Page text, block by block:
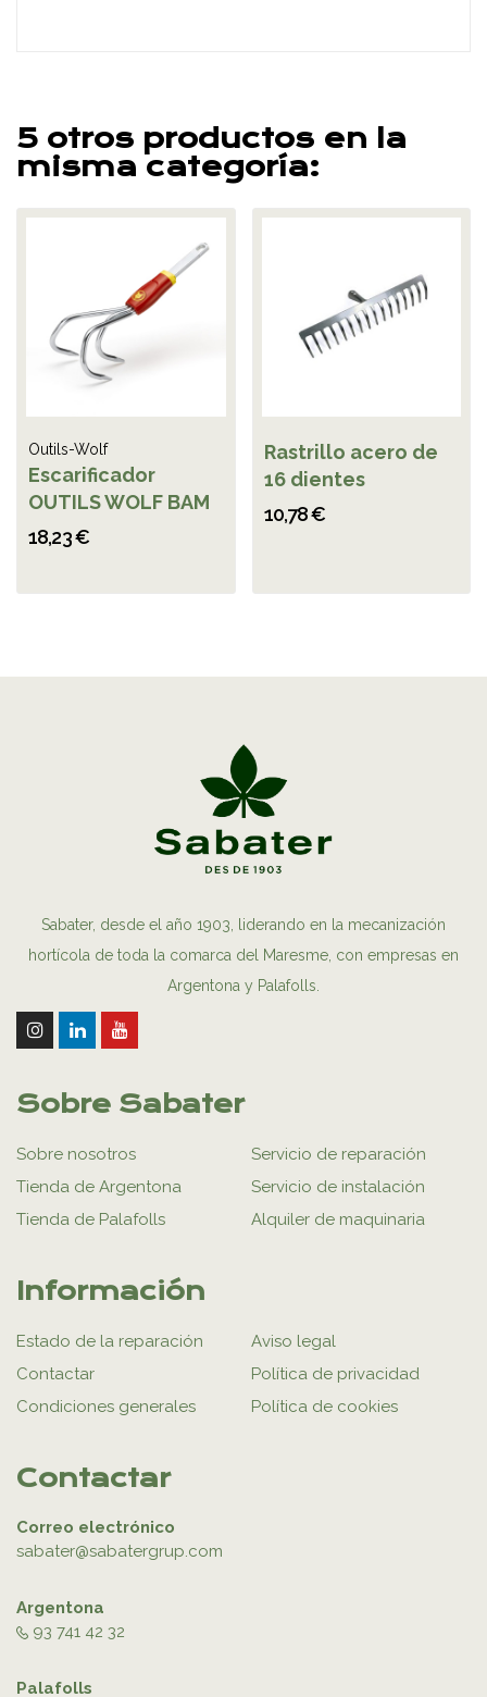
5 otros productos en la
misma categoría:
Outils-Wolf
Escarificador
OUTILS WOLF BAM
18,23 €
Rastrillo acero de
16 dientes
10,78 €
Sabater, desde el año 1903, liderando en la mecanización
hortícola de toda la comarca del Maresme, con empresas en
Argentona y Palafolls.
Sobre Sabater
Sobre nosotros
Tienda de Argentona
Tienda de Palafolls
Servicio de reparación
Servicio de instalación
Alquiler de maquinaria
Información
Estado de la reparación
Contactar
Condiciones generales
Aviso legal
Política de privacidad
Política de cookies
Contactar
Correo electrónico
sabater@sabatergrup.com
Argentona
93 741 42 32
Palafolls